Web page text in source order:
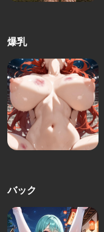
爆乳
バック